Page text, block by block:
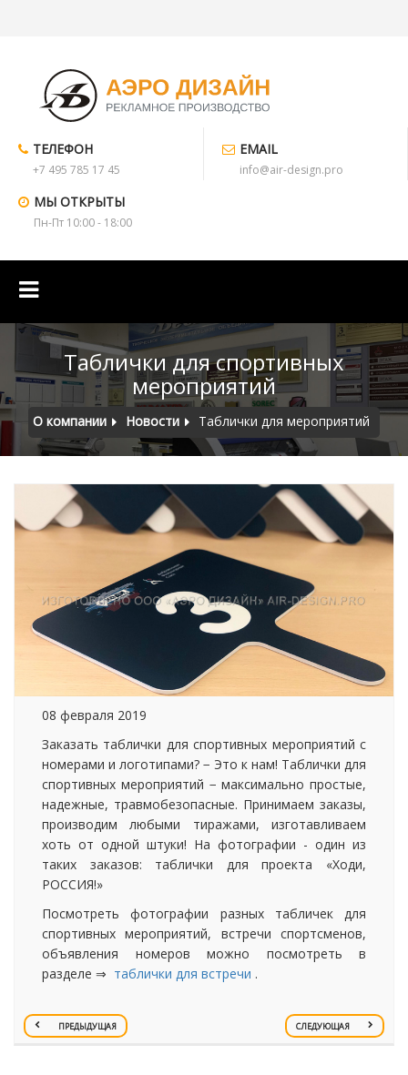
ТЕЛЕФОН
+7 495 785 17 45
EMAIL
info@air-design.pro
МЫ ОТКРЫТЫ
Пн-Пт 10:00 - 18:00
Таблички для спортивных
мероприятий
О компании Новости Таблички для мероприятий
08 февраля 2019
Заказать таблички для спортивных мероприятий с
номерами и логотипами? − Это к нам! Таблички для
спортивных мероприятий − максимально простые,
надежные, травмобезопасные. Принимаем заказы,
производим любыми тиражами, изготавливаем
хоть от одной штуки! На фотографии - один из
таких заказов: таблички для проекта «Ходи,
РОССИЯ!»
Посмотреть фотографии разных табличек для
спортивных мероприятий, встречи спортсменов,
объявления номеров можно посмотреть в
разделе ⇒ таблички для встречи .
ПРЕДЫДУЩАЯ СЛЕДУЮЩАЯ